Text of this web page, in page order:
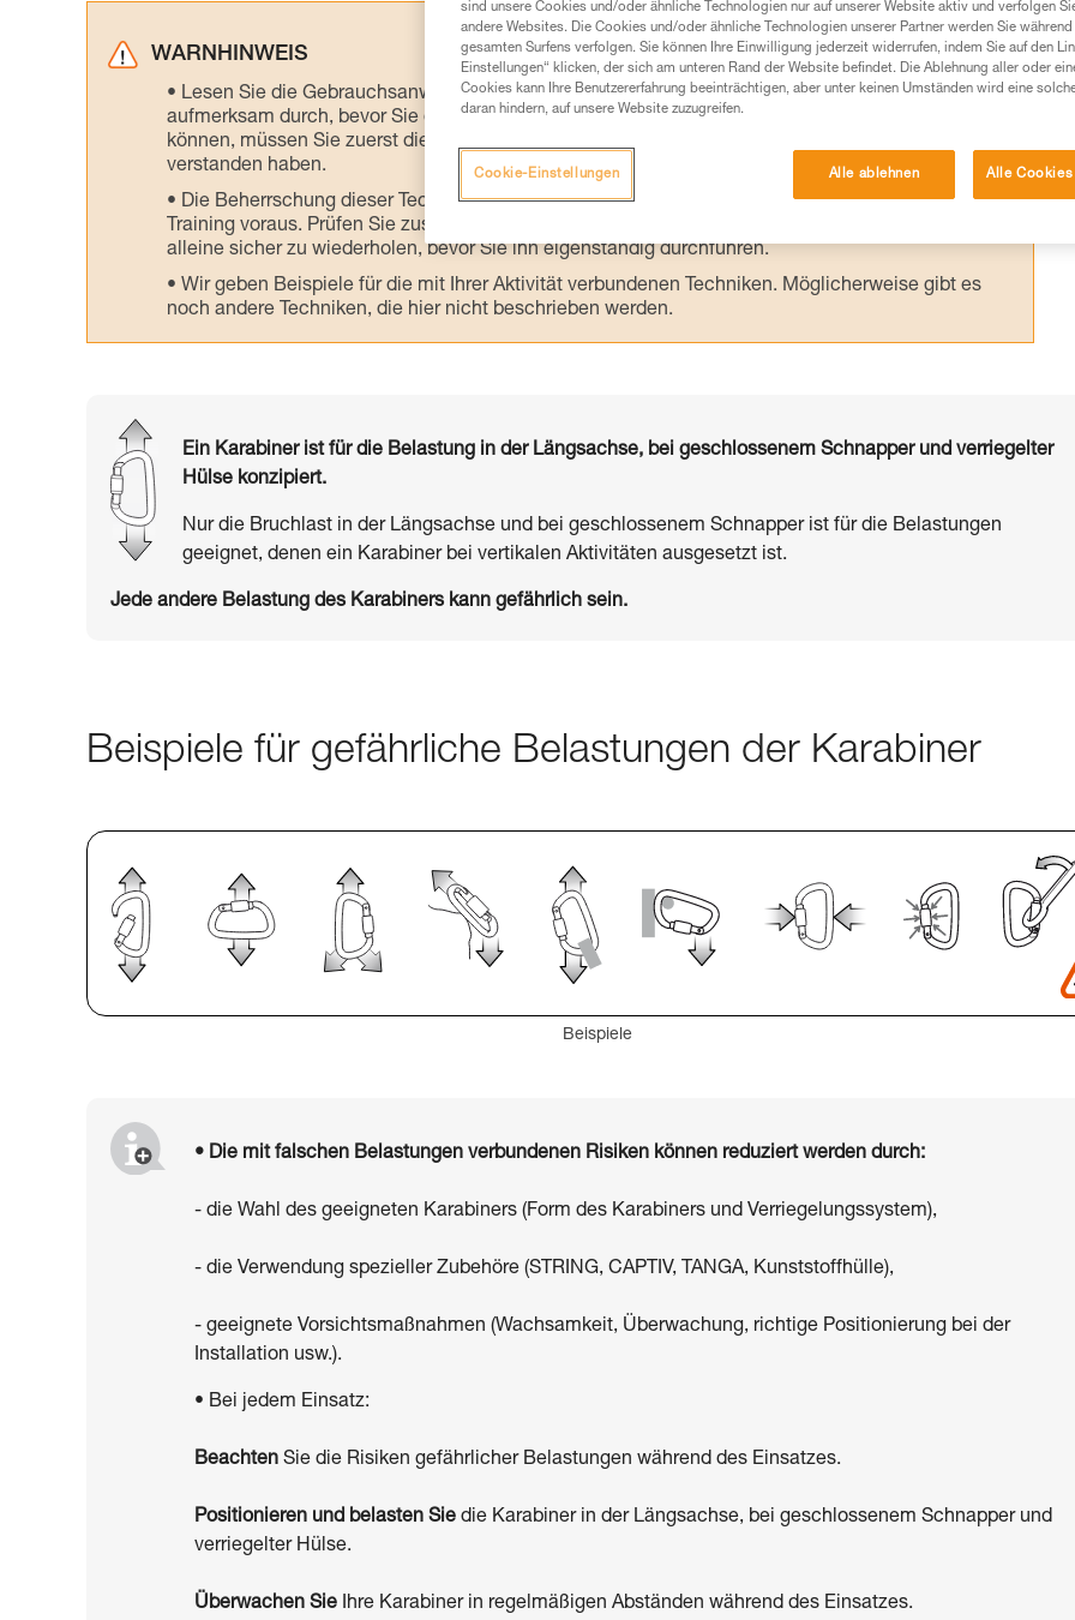
WARNHINWEIS
Lesen Sie die Gebrauchsanweisungen der Produkte, um die es in diesem Tech Tipp geht,
aufmerksam durch, bevor Sie diesen zu Rate ziehen. Um diese Zusatzinformationen verstehen zu
können, müssen Sie zuerst die in der Gebrauchsanweisung enthaltenen Informationen richtig
verstanden haben.
Die Beherrschung dieser Techniken setzt eine entsprechende Ausbildung und ein spezielles
Training voraus. Prüfen Sie zusammen mit einem Profi, ob Sie in der Lage sind, den Vorgang
alleine sicher zu wiederholen, bevor Sie ihn eigenständig durchführen.
Wir geben Beispiele für die mit Ihrer Aktivität verbundenen Techniken. Möglicherweise gibt es
noch andere Techniken, die hier nicht beschrieben werden.
Ein Karabiner ist für die Belastung in der Längsachse, bei geschlossenem Schnapper und verriegelter
Hülse konzipiert.
Nur die Bruchlast in der Längsachse und bei geschlossenem Schnapper ist für die Belastungen
geeignet, denen ein Karabiner bei vertikalen Aktivitäten ausgesetzt ist.
Jede andere Belastung des Karabiners kann gefährlich sein.
Beispiele für gefährliche Belastungen der Karabiner
Beispiele
• Die mit falschen Belastungen verbundenen Risiken können reduziert werden durch:
- die Wahl des geeigneten Karabiners (Form des Karabiners und Verriegelungssystem),
- die Verwendung spezieller Zubehöre (STRING, CAPTIV, TANGA, Kunststoffhülle),
- geeignete Vorsichtsmaßnahmen (Wachsamkeit, Überwachung, richtige Positionierung bei der
Installation usw.).
• Bei jedem Einsatz:
Beachten Sie die Risiken gefährlicher Belastungen während des Einsatzes.
Positionieren und belasten Sie die Karabiner in der Längsachse, bei geschlossenem Schnapper und
verriegelter Hülse.
Überwachen Sie Ihre Karabiner in regelmäßigen Abständen während des Einsatzes.
sind unsere Cookies und/oder ähnliche Technologien nur auf unserer Website aktiv und verfolgen
andere Websites. Die Cookies und/oder ähnliche Technologien unserer Partner werden Sie während
gesamten Surfens verfolgen. Sie können Ihre Einwilligung jederzeit widerrufen, indem Sie auf den
Einstellungen“ klicken, der sich am unteren Rand der Website befindet. Die Ablehnung aller oder
Cookies kann Ihre Benutzererfahrung beeinträchtigen, aber unter keinen Umständen wird eine
daran hindern, auf unsere Website zuzugreifen.
Alle ablehnen Alle
Cookie-Einstellungen